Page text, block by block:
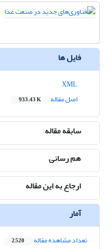
فایل ها
اصل مقاله
933.43 K
سابقه مقاله
هم رسانی
ارجاع به این مقاله
آمار
تعداد مشاهده مقاله 2,520